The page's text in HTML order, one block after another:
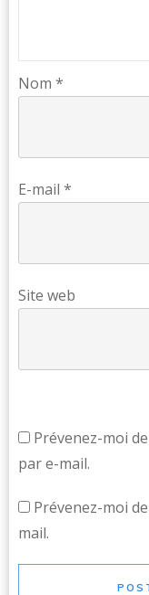
Nom *
E-mail *
Site web
Prévenez-moi
par e-mail.
Prévenez-moi
mail.